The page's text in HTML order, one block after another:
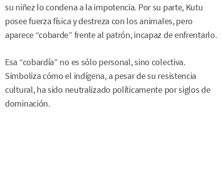
su niñez lo condena a la impotencia. Por su parte, Kutu
posee fuerza física y destreza con los animales, pero
aparece “cobarde” frente al patrón, incapaz de enfrentarlo.
Esa “cobardía” no es sólo personal, sino colectiva.
Simboliza cómo el indígena, a pesar de su resistencia
cultural, ha sido neutralizado políticamente por siglos de
dominación.